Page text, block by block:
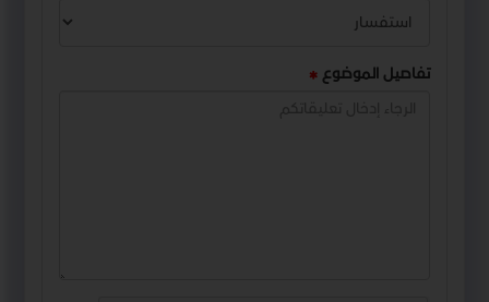
تفاصيل الموضوع